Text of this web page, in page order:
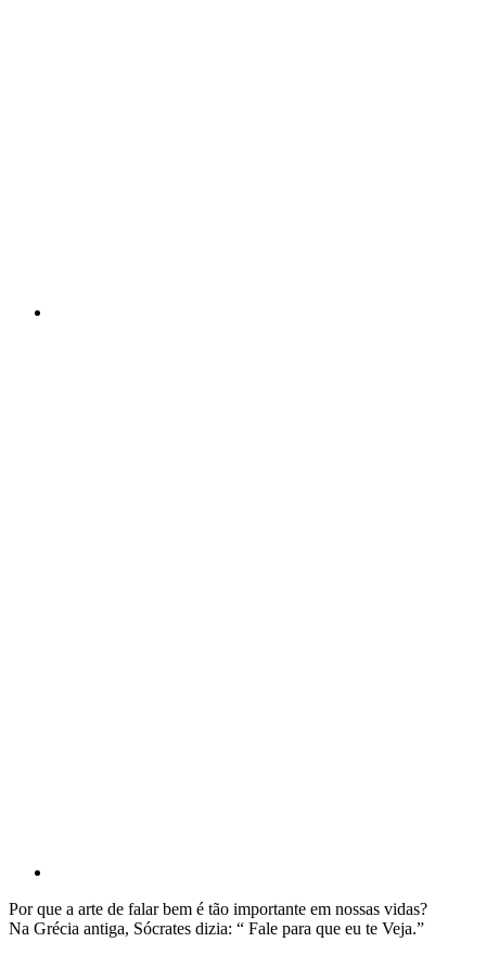
Por que a arte de falar bem é tão importante em nossas vidas?
Na Grécia antiga, Sócrates dizia: “ Fale para que eu te Veja.”